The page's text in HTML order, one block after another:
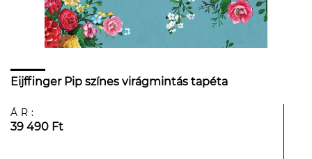
Eijffinger Pip színes virágmintás tapéta
ÁR:
39 490 Ft